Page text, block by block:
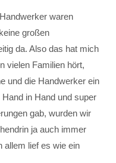
waren
großen
da. Also das hat mich
vielen Familien hört,
und die Handwerker ein
in Hand und super
gab, wurden wir
ja auch immer
allem lief es wie ein